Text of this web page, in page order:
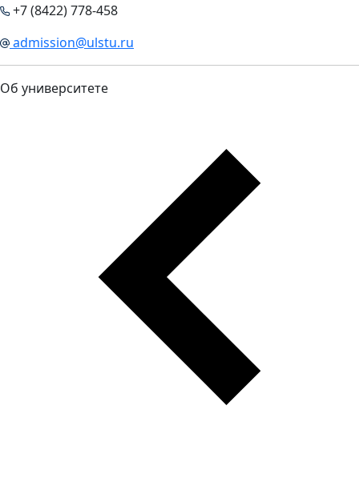
+7 (8422) 778-458
admission@ulstu.ru
Об университете